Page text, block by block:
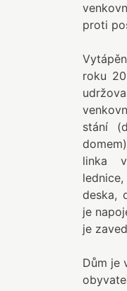
proti
roku
stání
linka
deska,
je
je
Dům je